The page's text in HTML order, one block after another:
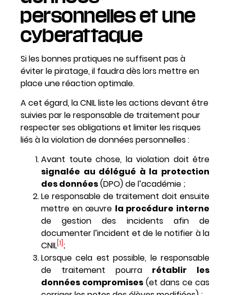
personnelles et une
cyberattaque
Si les bonnes pratiques ne suffisent pas à
éviter le piratage, il faudra dès lors mettre en
place une réaction optimale.
A cet égard, la CNIL liste les actions devant être
suivies par le responsable de traitement pour
respecter ses obligations et limiter les risques
liés à la violation de données personnelles :
Avant toute chose, la violation doit être
signalée au délégué à la protection
des données(DPO) de l’académie ;
Le responsable de traitement doit ensuite
mettre en œuvre la procédure interne
de gestion des incidents afin de
documenter l’incident et de le notifier à la
CNIL [1] ;
Lorsque cela est possible, le responsable
de traitement pourra rétablir les
données compromises (et dans ce cas